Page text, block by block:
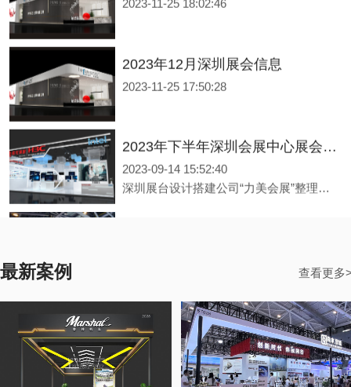
2023-11-25 18:02:46
2023年12月深圳展会信息
2023-11-25 17:50:28
2023年下半年深圳会展中心展会排期信息，展台设计搭建公司推荐
2023-09-14 15:52:40
深圳展台设计搭建公司“力美会展”整理了深圳部分展会主办方公布2023年10-12月开展日期供大家参考—本表信息来源于主办公开信息等。 深圳展会数量众多，都在哪里举行？展会排期具体在什么时间段？接下来由广东展台设计搭建公司【力美会展科技】来为大家推荐：各位小伙伴一定要翻到底部看看评论哦！本篇文章仅供参考，具体开展时间请以主办方信息为主。
深圳展台设计搭建公司“力美会展”整理了深圳部分展会主办方公布2023年10-12月开展日期供大家参考—本表信息来源于主办公开信息等。 深圳展会数量众多，都在哪里举行？展会排期具体在什么时间段？接下来由广东展台设计搭建公司【力美会展科技】来为大家推荐：各位小伙伴一定要翻到底部看看评论哦！本篇文章仅供参考，具体开展时间请以主办方信息为主。
2023年下半年广州广交会展馆展会排期信息，展台设计搭建公司推荐
2023-09-14 15:42:32
广州展台设计搭建公司“力美会展”整理了广州部分展会主办方公布2023年10-12月开展日期供大家参考—本表信息来源于主办公开信息等。 广州展会数量众多，都在哪里举行？展会排期具体在什么时间段？接下来由广东展台设计搭建公司【力美会展科技】来为大家推荐：各位小伙伴一定要翻到底部看看评论哦！本篇文章仅供参考，具体开展时间请以主办方信息为主。
最新案例 查看更多